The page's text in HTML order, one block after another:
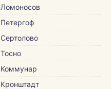
Ломоносов
Петергоф
Сертолово
Тосно
Коммунар
Кронштадт